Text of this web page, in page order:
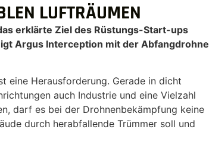
LUFTRÄUMEN
erklärte Ziel des Rüstungs-Start-ups
Argus Interception mit der Abfangdrohne
eine Herausforderung. Gerade in dicht
auch Industrie und eine Vielzahl
darf es bei der Drohnenbekämpfung keine
durch herabfallende Trümmer soll und